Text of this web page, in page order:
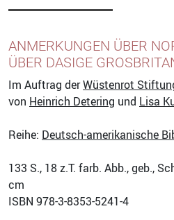
ANMERKUNGEN ÜBER
ÜBER DASIGE
Im Auftrag derWüstenrot
von Heinrich Detering und Lisa
Reihe: Deutsch-amerikanische
133 S., 18 z.T. farb. Abb., geb.,
cm
ISBN 978-3-8353-5241-4